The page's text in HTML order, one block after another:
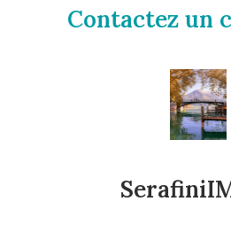
Contactez un